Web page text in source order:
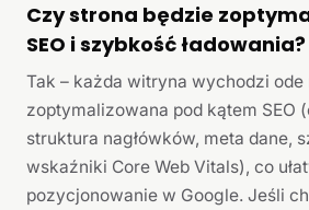
Czy strona będzie
SEO i szybkość ładowania?
Tak – każda witryna wychodzi ode
zoptymalizowana pod kątem SEO
struktura nagłówków, meta dane,
wskaźniki Core Web Vitals), co
pozycjonowanie w Google. Jeśli